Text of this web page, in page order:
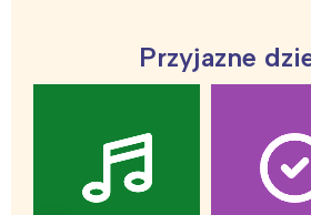
Przyjazne
Warszawa
Trójmiasto
Poznań